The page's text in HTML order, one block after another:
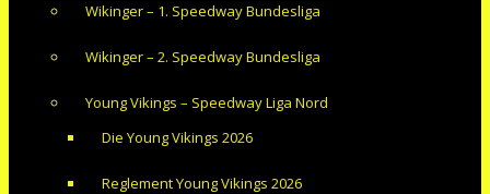
Wikinger – 1. Speedway Bundesliga
Wikinger – 2. Speedway Bundesliga
Young Vikings – Speedway Liga Nord
Die Young Vikings 2026
Reglement Young Vikings 2026